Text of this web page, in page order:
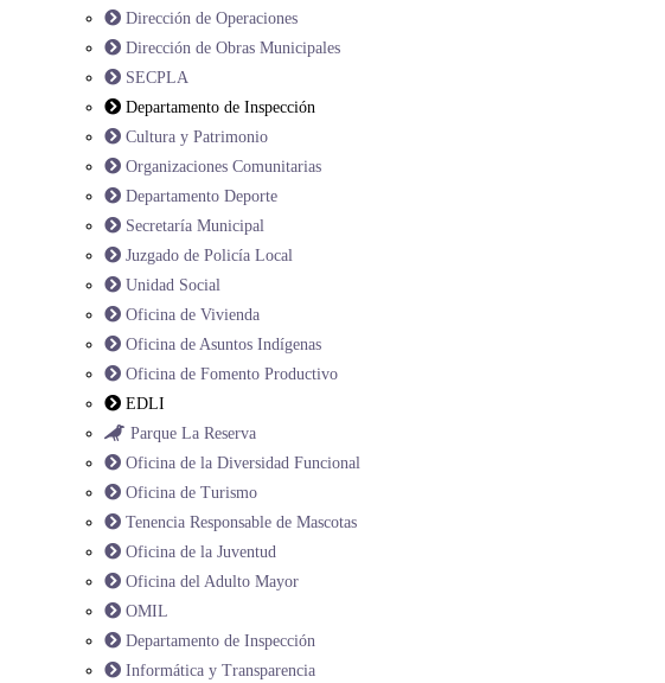
Dirección de Operaciones
Dirección de Obras Municipales
SECPLA
Departamento de Inspección
Cultura y Patrimonio
Organizaciones Comunitarias
Departamento Deporte
Secretaría Municipal
Juzgado de Policía Local
Unidad Social
Oficina de Vivienda
Oficina de Asuntos Indígenas
Oficina de Fomento Productivo
EDLI
Parque La Reserva
Oficina de la Diversidad Funcional
Oficina de Turismo
Tenencia Responsable de Mascotas
Oficina de la Juventud
Oficina del Adulto Mayor
OMIL
Departamento de Inspección
Informática y Transparencia